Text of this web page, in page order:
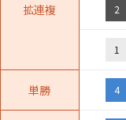
拡連複 2
1
単勝 4